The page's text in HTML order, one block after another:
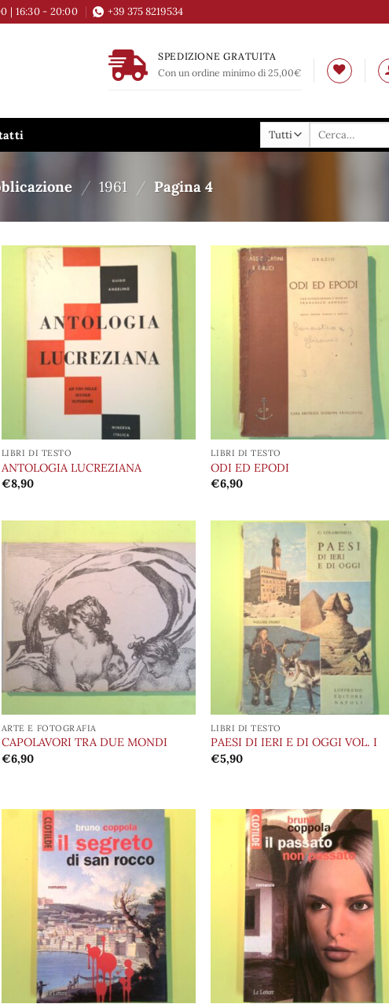
| 16:30 - 20:00 +39 375 8219534
SPEDIZIONE GRATUITA
Con un ordine minimo di 25,00€
Cerca:
/ 1961 / Pagina 4
Aggiungi
dei
desideri
LIBRI DI TESTO
ANTOLOGIA LUCREZIANA
€8,90
LIBRI DI TESTO
ODI ED EPODI
€6,90
Aggiungi
alla lista
dei
desideri
ARTE E FOTOGRAFIA
CAPOLAVORI TRA DUE MONDI
€6,90
Aggiungi
dei
LIBRI DI TESTO
PAESI DI IERI E DI OGGI VOL. I
€5,90
Aggiungi
alla lista
desideri
Aggiungi
alla lista
dei
desideri